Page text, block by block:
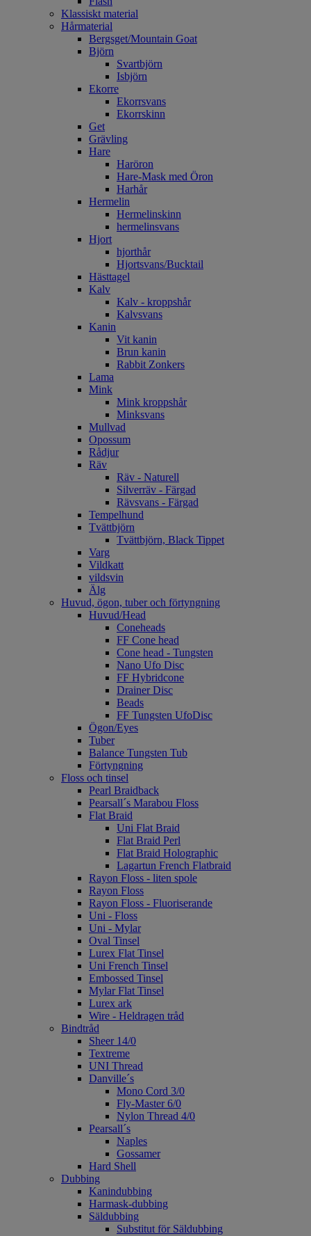
Klassiskt material
Hårmaterial
Bergsget/Mountain Goat
Björn
Svartbjörn
Isbjörn
Ekorre
Ekorrsvans
Ekorrskinn
Get
Grävling
Hare
Haröron
Hare-Mask med Öron
Harhår
Hermelin
Hermelinskinn
hermelinsvans
Hjort
hjorthår
Hjortsvans/Bucktail
Hästtagel
Kalv
Kalv - kroppshår
Kalvsvans
Kanin
Vit kanin
Brun kanin
Rabbit Zonkers
Lama
Mink
Mink kroppshår
Minksvans
Mullvad
Opossum
Rådjur
Räv
Räv - Naturell
Silverräv - Färgad
Rävsvans - Färgad
Tempelhund
Tvättbjörn
Tvättbjörn, Black Tippet
Varg
Vildkatt
vildsvin
Älg
Huvud, ögon, tuber och förtyngning
Huvud/Head
Coneheads
FF Cone head
Cone head - Tungsten
Nano Ufo Disc
FF Hybridcone
Drainer Disc
Beads
FF Tungsten UfoDisc
Ögon/Eyes
Tuber
Balance Tungsten Tub
Förtyngning
Floss och tinsel
Pearl Braidback
Pearsall´s Marabou Floss
Flat Braid
Uni Flat Braid
Flat Braid Perl
Flat Braid Holographic
Lagartun French Flatbraid
Rayon Floss - liten spole
Rayon Floss
Rayon Floss - Fluoriserande
Uni - Floss
Uni - Mylar
Oval Tinsel
Lurex Flat Tinsel
Uni French Tinsel
Embossed Tinsel
Mylar Flat Tinsel
Lurex ark
Wire - Heldragen tråd
Bindtråd
Sheer 14/0
Textreme
UNI Thread
Danville´s
Mono Cord 3/0
Fly-Master 6/0
Nylon Thread 4/0
Pearsall´s
Naples
Gossamer
Hard Shell
Dubbing
Kanindubbing
Harmask-dubbing
Säldubbing
Substitut för Säldubbing